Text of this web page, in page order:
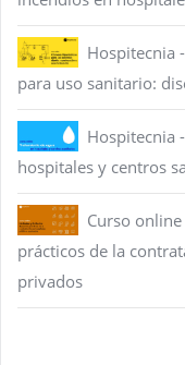
Hospitecnia
para uso sanitario:
Hospitecnia
hospitales y centros
Curso
prácticos de la
privados